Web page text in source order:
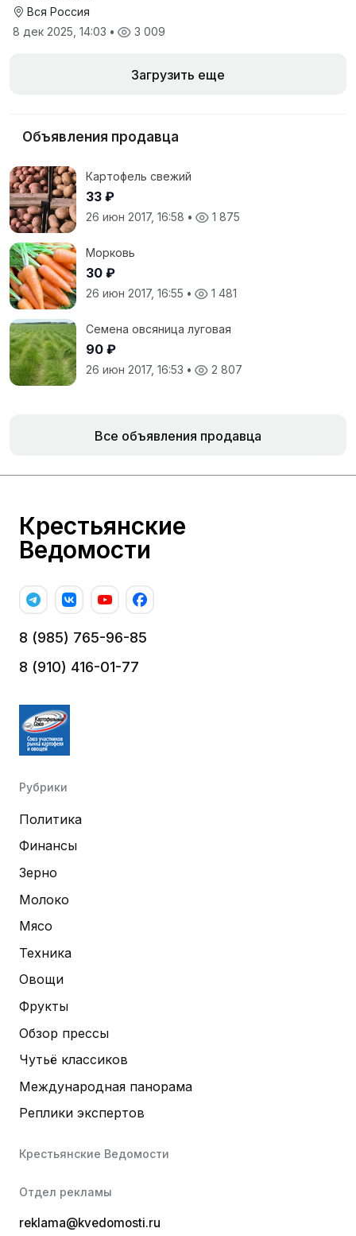
Вся Россия
8 дек 2025, 14:03 • 3 009
Загрузить еще
Объявления продавца
Картофель свежий
33 ₽
26 июн 2017, 16:58 • 1 875
Морковь
30 ₽
26 июн 2017, 16:55 • 1 481
Семена овсяница луговая
90 ₽
26 июн 2017, 16:53 • 2 807
Все объявления продавца
Крестьянские
Ведомости
8 (985) 765-96-85
8 (910) 416-01-77
Рубрики
Политика
Финансы
Зерно
Молоко
Мясо
Техника
Овощи
Фрукты
Обзор прессы
Чутьё классиков
Международная панорама
Реплики экспертов
Крестьянские Ведомости
Отдел рекламы
reklama@kvedomosti.ru